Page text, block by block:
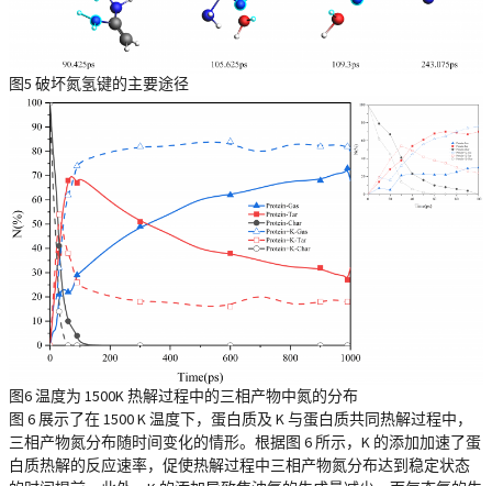
图5 破坏氮氢键的主要途径
图6 温度为 1500K 热解过程中的三相产物中氮的分布
图 6 展示了在 1500 K 温度下，蛋白质及 K 与蛋白质共同热解过程中，
三相产物氮分布随时间变化的情形。根据图 6 所示，K 的添加加速了蛋
白质热解的反应速率，促使热解过程中三相产物氮分布达到稳定状态